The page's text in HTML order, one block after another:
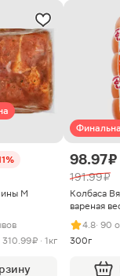
М
310.99 ₽ · 1кг
98.97 ₽
191.99 ₽
Колбаса
вареная
4.8· 90
300г